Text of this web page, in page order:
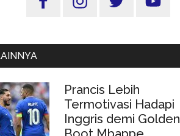
Prancis Lebih
Termotivasi Hadapi
Inggris demi Golden